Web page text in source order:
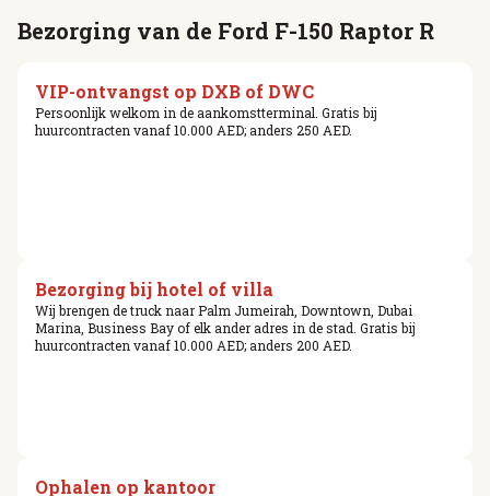
Bezorging van de Ford F-150 Raptor R
VIP-ontvangst op DXB of DWC
Persoonlijk welkom in de aankomstterminal. Gratis bij
huurcontracten vanaf 10.000 AED; anders 250 AED.
Bezorging bij hotel of villa
Wij brengen de truck naar Palm Jumeirah, Downtown, Dubai
Marina, Business Bay of elk ander adres in de stad. Gratis bij
huurcontracten vanaf 10.000 AED; anders 200 AED.
Ophalen op kantoor